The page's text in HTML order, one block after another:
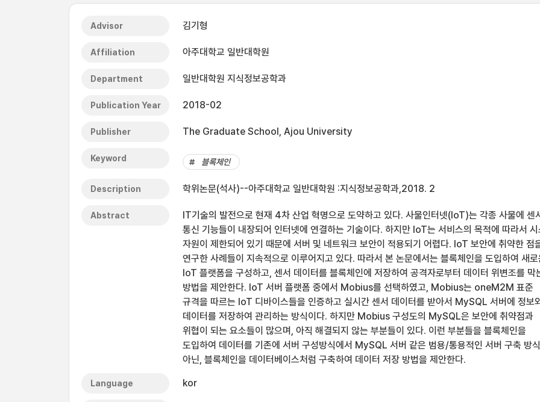
Advisor 김기형
Affiliation 아주대학교 일반대학원
Department 일반대학원 지식정보공학과
Publication Year 2018-02
Publisher The Graduate School, Ajou University
Keyword 블록체인
Description 학위논문(석사)--아주대학교 일반대학원 :지식정보공학과,2018. 2
Abstract
IT기술의 발전으로 현재 4차 산업 혁명으로 도약하고 있다. 사물인터넷(IoT)는 각종 사물에 센
통신 기능들이 내장되어 인터넷에 연결하는 기술이다. 하지만 IoT는 서비스의 목적에 따라서 시
자원이 제한되어 있기 때문에 서버 및 네트워크 보안이 적용되기 어렵다. IoT 보안에 취약한 점
연구한 사례들이 지속적으로 이루어지고 있다. 따라서 본 논문에서는 블록체인을 도입하여 새로
IoT 플랫폼을 구성하고, 센서 데이터를 블록체인에 저장하여 공격자로부터 데이터 위변조를 막
방법을 제안한다. IoT 서버 플랫폼 중에서 Mobius를 선택하였고, Mobius는 oneM2M 표준
규격을 따르는 IoT 디바이스들을 인증하고 실시간 센서 데이터를 받아서 MySQL 서버에 정보
데이터를 저장하여 관리하는 방식이다. 하지만 Mobius 구성도의 MySQL은 보안에 취약점과
위협이 되는 요소들이 많으며, 아직 해결되지 않는 부분들이 있다. 이런 부분들을 블록체인을
도입하여 데이터를 기존에 서버 구성방식에서 MySQL 서버 같은 범용/통용적인 서버 구축 방식
아닌, 블록체인을 데이터베이스처럼 구축하여 데이터 저장 방법을 제안한다.
Language kor